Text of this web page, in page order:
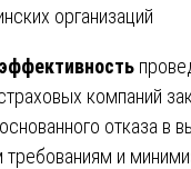
организаций
компаний
отказа в
и